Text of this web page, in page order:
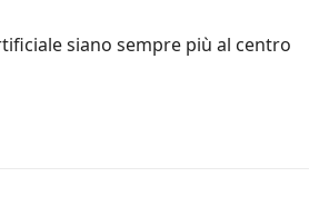
siano sempre più al centro